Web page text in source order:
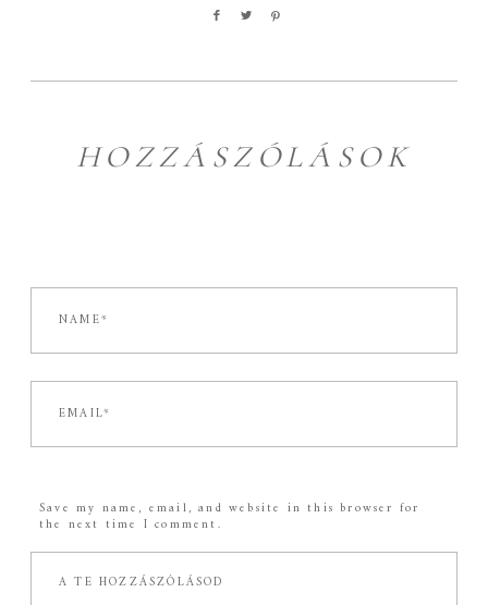
HOZZÁSZÓLÁSOK
Save my name, email, and website in this browser for
the next time I comment.